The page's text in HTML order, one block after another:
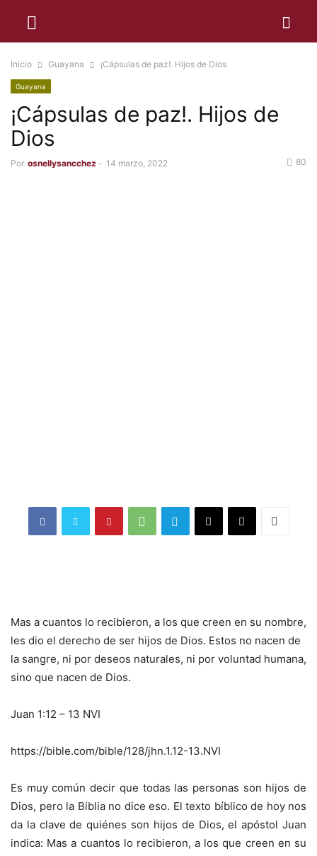
Inicio Guayana ¡Cápsulas de paz!. Hijos de Dios
Guayana
¡Cápsulas de paz!. Hijos de
Dios
Por osnellysancchez - 14 marzo, 2022 80
Mas a cuantos lo recibieron, a los que creen en su nombre,
les dio el derecho de ser hijos de Dios. Estos no nacen de
la sangre, ni por deseos naturales, ni por voluntad humana,
sino que nacen de Dios.
Juan 1:12 – 13 NVI
https://bible.com/bible/128/jhn.1.12-13.NVI
Es muy común decir que todas las personas son hijos de
Dios, pero la Biblia no dice eso. El texto bíblico de hoy nos
da la clave de quiénes son hijos de Dios, el apóstol Juan
indica: Mas a cuantos lo recibieron, a los que creen en su